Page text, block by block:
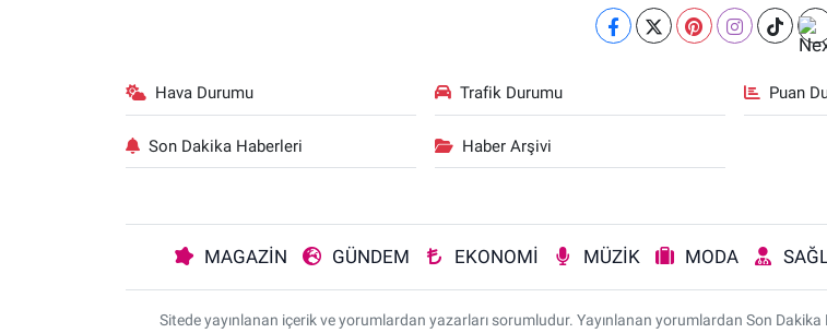
Hava Durumu Trafik Durumu Puan
Son Dakika Haberleri Haber Arşivi
MAGAZİN GÜNDEM EKONOMİ MÜZİK MODA
Sitede yayınlanan içerik ve yorumlardan yazarları sorumludur. Yayınlanan yorumlardan Son